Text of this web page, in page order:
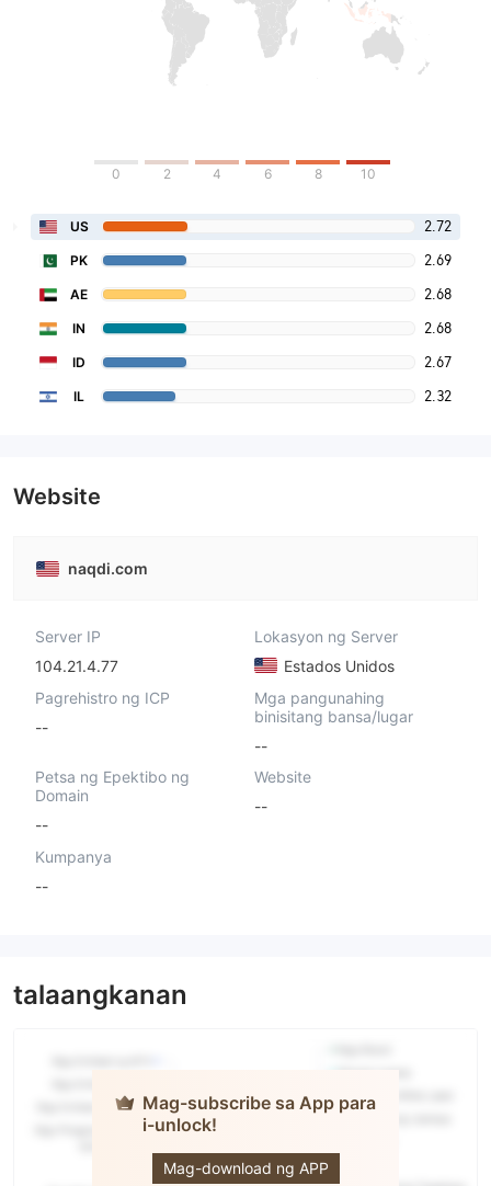
0 2 4 6 8 10
US 2.72
PK 2.69
AE 2.68
IN 2.68
ID 2.67
IL 2.32
Website
naqdi.com
Server IP
104.21.4.77
Lokasyon ng Server
Estados Unidos
Pagrehistro ng ICP
--
Mga pangunahing
binisitang bansa/lugar
--
Petsa ng Epektibo ng
Domain
--
Website
--
Kumpanya
--
talaangkanan
Mag-subscribe sa App para
i-unlock!
Mag-download ng APP